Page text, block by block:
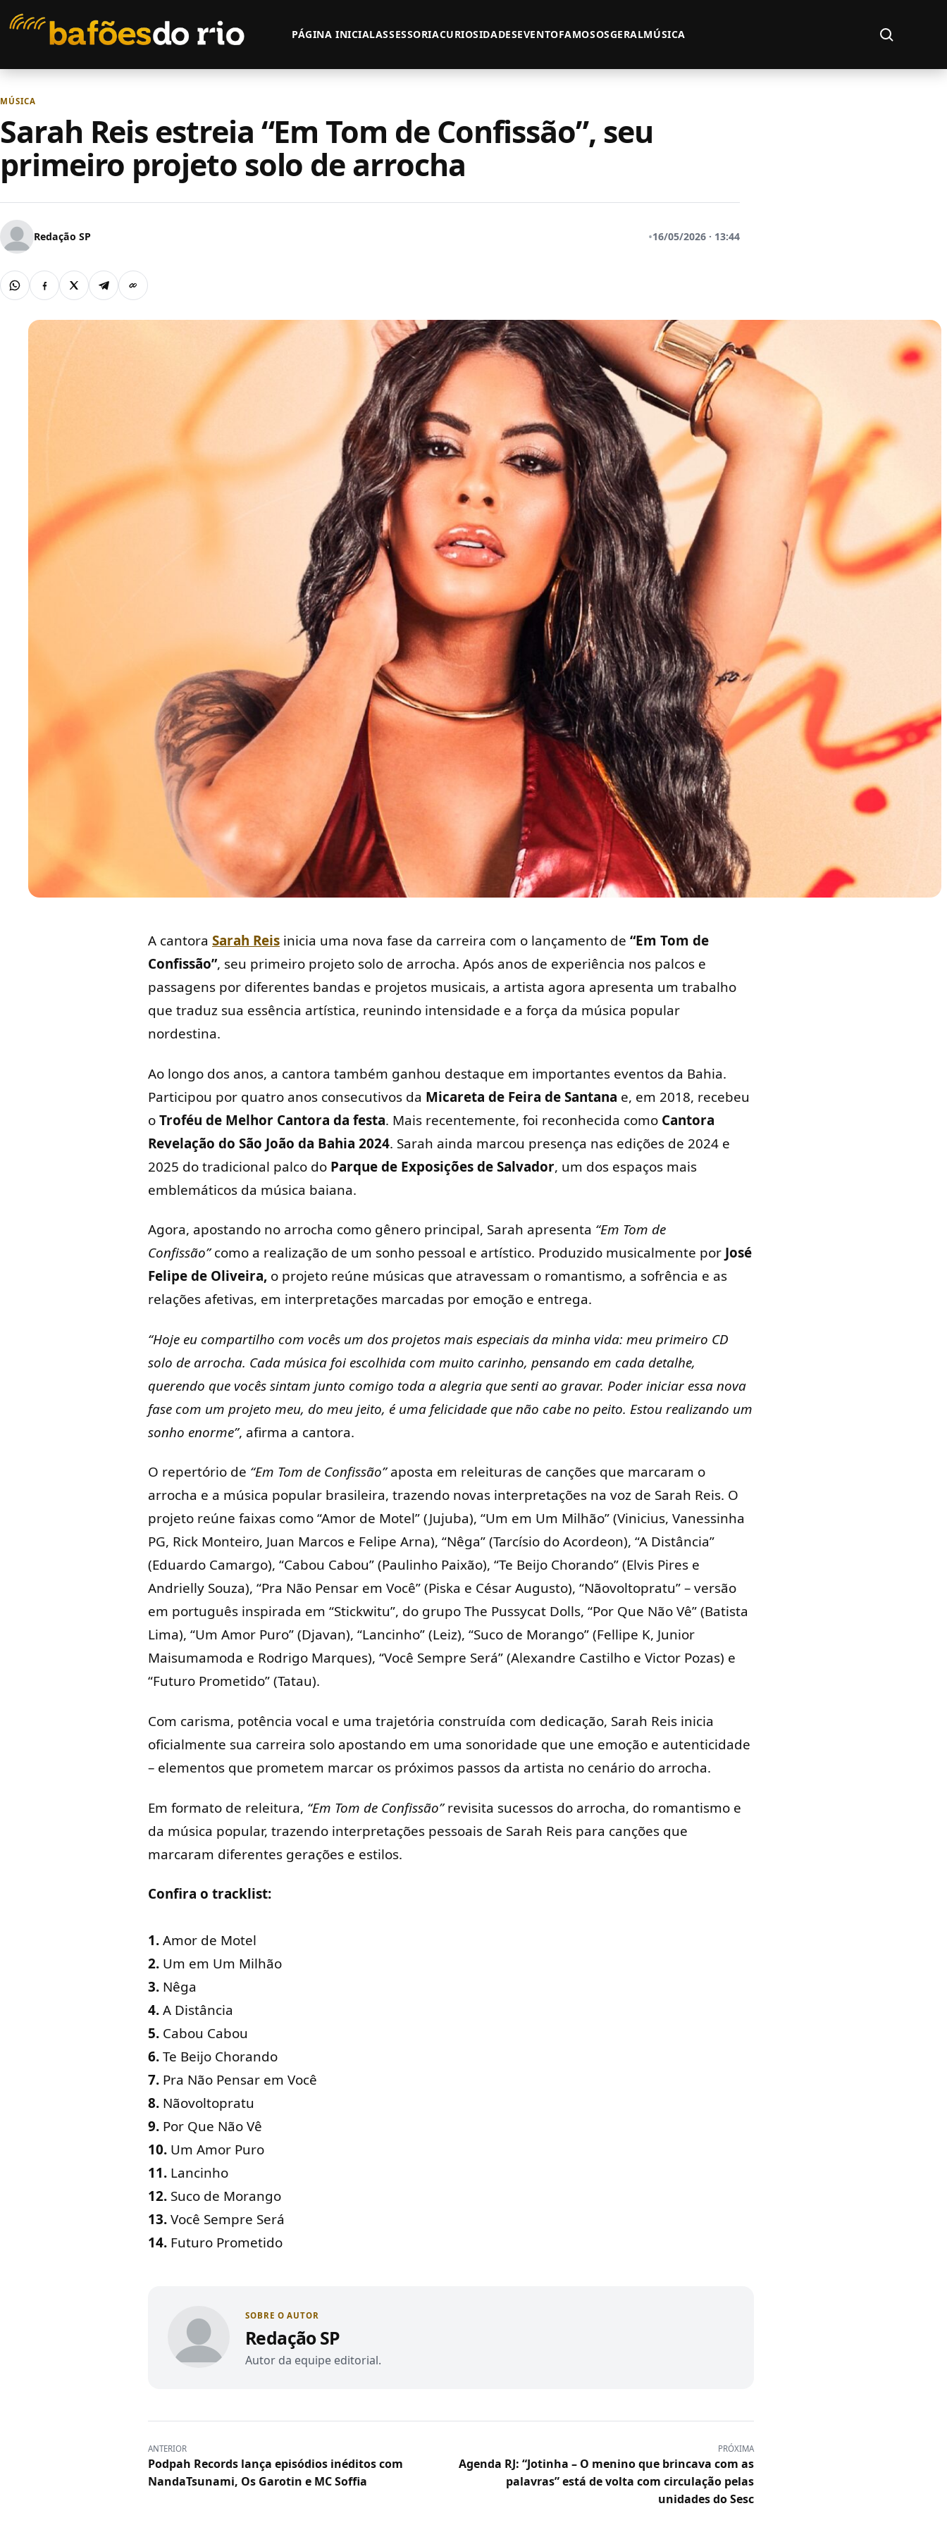
PÁGINA INICIALASSESSORIACURIOSIDADESEVENTOFAMOSOSGERALMÚSICA Abrir busca
MÚSICA
Sarah Reis estreia “Em Tom de Confissão”, seu
primeiro projeto solo de arrocha
Redação SP •16/05/2026 · 13:44
WhatsAppFacebook
X TelegramCopiar link
A cantora Sarah Reis inicia uma nova fase da carreira com o lançamento de “Em Tom de
Confissão”, seu primeiro projeto solo de arrocha. Após anos de experiência nos palcos e
passagens por diferentes bandas e projetos musicais, a artista agora apresenta um trabalho
que traduz sua essência artística, reunindo intensidade e a força da música popular
nordestina.
Ao longo dos anos, a cantora também ganhou destaque em importantes eventos da Bahia.
Participou por quatro anos consecutivos da Micareta de Feira de Santana e, em 2018, recebeu
oTroféu de Melhor Cantora da festa. Mais recentemente, foi reconhecida como Cantora
Revelação do São João da Bahia 2024. Sarah ainda marcou presença nas edições de 2024 e
2025 do tradicional palco do Parque de Exposições de Salvador, um dos espaços mais
emblemáticos da música baiana.
Agora, apostando no arrocha como gênero principal, Sarah apresenta “Em Tom de
Confissão”como a realização de um sonho pessoal e artístico. Produzido musicalmente por José
Felipe de Oliveira, o projeto reúne músicas que atravessam o romantismo, a sofrência e as
relações afetivas, em interpretações marcadas por emoção e entrega.
“Hoje eu compartilho com vocês um dos projetos mais especiais da minha vida: meu primeiro CD
solo de arrocha. Cada música foi escolhida com muito carinho, pensando em cada detalhe,
querendo que vocês sintam junto comigo toda a alegria que senti ao gravar. Poder iniciar essa nova
fase com um projeto meu, do meu jeito, é uma felicidade que não cabe no peito. Estou realizando um
sonho enorme”, afirma a cantora.
O repertório de “Em Tom de Confissão”aposta em releituras de canções que marcaram o
arrocha e a música popular brasileira, trazendo novas interpretações na voz de Sarah Reis. O
projeto reúne faixas como “Amor de Motel” (Jujuba), “Um em Um Milhão” (Vinicius, Vanessinha
PG, Rick Monteiro, Juan Marcos e Felipe Arna), “Nêga” (Tarcísio do Acordeon), “A Distância”
(Eduardo Camargo), “Cabou Cabou” (Paulinho Paixão), “Te Beijo Chorando” (Elvis Pires e
Andrielly Souza), “Pra Não Pensar em Você” (Piska e César Augusto), “Nãovoltopratu” – versão
em português inspirada em “Stickwitu”, do grupo The Pussycat Dolls, “Por Que Não Vê” (Batista
Lima), “Um Amor Puro” (Djavan), “Lancinho” (Leiz), “Suco de Morango” (Fellipe K, Junior
Maisumamoda e Rodrigo Marques), “Você Sempre Será” (Alexandre Castilho e Victor Pozas) e
“Futuro Prometido” (Tatau).
Com carisma, potência vocal e uma trajetória construída com dedicação, Sarah Reis inicia
oficialmente sua carreira solo apostando em uma sonoridade que une emoção e autenticidade
– elementos que prometem marcar os próximos passos da artista no cenário do arrocha.
Em formato de releitura, “Em Tom de Confissão”revisita sucessos do arrocha, do romantismo e
da música popular, trazendo interpretações pessoais de Sarah Reis para canções que
marcaram diferentes gerações e estilos.
Confira o tracklist:
1.Amor de Motel
2. Um em Um Milhão
3. Nêga
4.A Distância
5. Cabou Cabou
6.Te Beijo Chorando
7. Pra Não Pensar em Você
8. Nãovoltopratu
9. Por Que Não Vê
10. Um Amor Puro
11. Lancinho
12. Suco de Morango
13.Você Sempre Será
14. Futuro Prometido
SOBRE O AUTOR
Redação SP
Autor da equipe editorial.
ANTERIOR
Podpah Records lança episódios inéditos com
NandaTsunami, Os Garotin e MC Soffia
PRÓXIMA
Agenda RJ: “Jotinha – O menino que brincava com as
palavras” está de volta com circulação pelas
unidades do Sesc